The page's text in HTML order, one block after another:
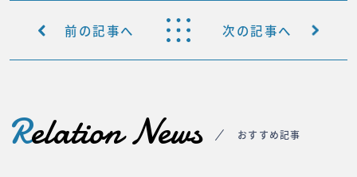
前の記事へ 次の記事へ
Relation News おすすめ記事